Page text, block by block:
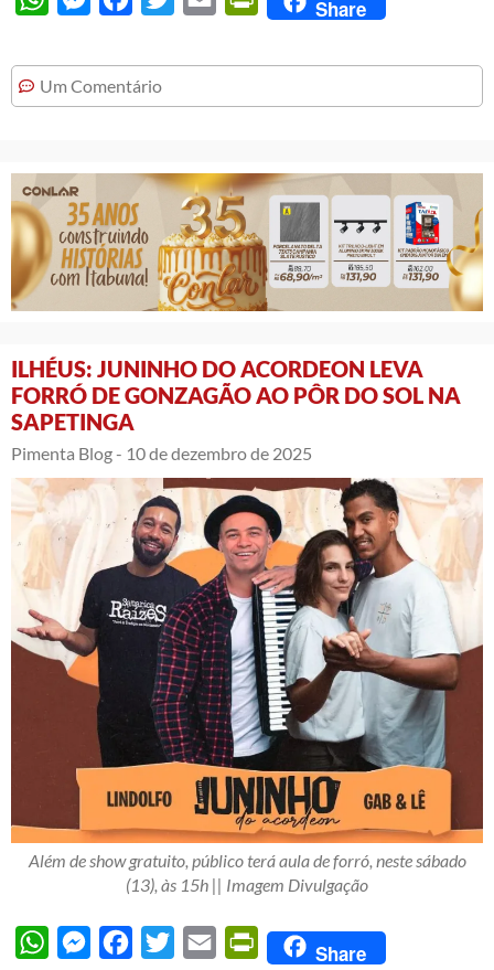
Share
Um Comentário
ILHÉUS: JUNINHO DO ACORDEON LEVA
FORRÓ DE GONZAGÃO AO PÔR DO SOL NA
SAPETINGA
Pimenta Blog - 10 de dezembro de 2025
Além de show gratuito, público terá aula de forró, neste sábado
(13), às 15h || Imagem Divulgação
WhatsAppMessengerFacebook
Twitter Email PrintFriendly
Share